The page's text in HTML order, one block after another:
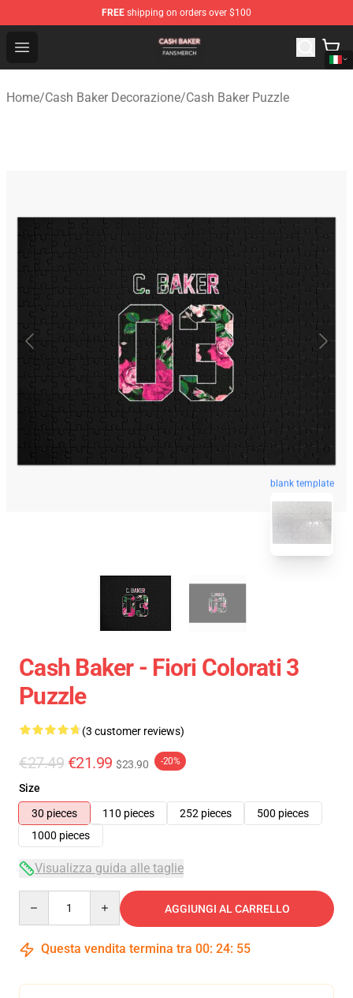
FREE shipping on orders over $100
Open menu
Cash Baker Shop - Official Cash Baker Merchandise
Home/Cash Baker Decorazione/Cash Baker Puzzle
blank template
Cash Baker - Fiori Colorati 3
Puzzle
(3 customer reviews)
€27.49 €21.99 $23.90 -20%
Size
30 pieces
110 pieces 252 pieces
500 pieces
1000 pieces
Visualizza guida alle taglie
AGGIUNGI AL CARRELLO
Questa vendita termina tra 00: 24: 55